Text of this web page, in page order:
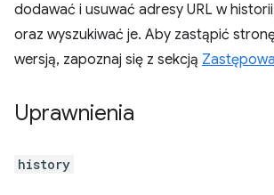
dodawać i usuwać adresy URL w
oraz wyszukiwać je. Aby zastąpić
wersją, zapoznaj się z sekcją
Uprawnienia
history